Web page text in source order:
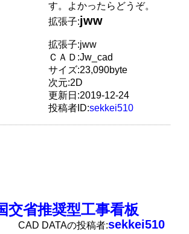
す。よかったらどうぞ。
拡張子:jww
拡張子:jww
ＣＡＤ:Jw_cad
サイズ:23,090byte
次元:2D
更新日:2019-12-24
投稿者ID:sekkei510
交省推奨型工事看板
CAD DATAの投稿者:sekkei510